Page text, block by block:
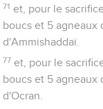
71 et, pour le
boucs et 5
d'Ammishaddaï.
77 et, pour le
boucs et 5 agneaux
d'Ocran.